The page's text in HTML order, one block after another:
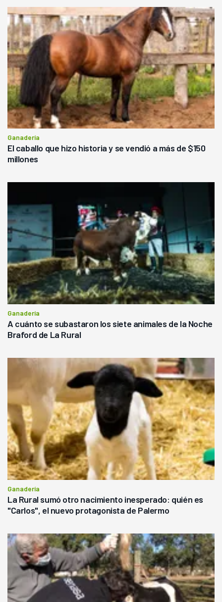
Ganadería
El caballo que hizo historia y se vendió a más de $150
millones
Ganadería
A cuánto se subastaron los siete animales de la Noche
Braford de La Rural
Ganadería
La Rural sumó otro nacimiento inesperado: quién es
"Carlos", el nuevo protagonista de Palermo